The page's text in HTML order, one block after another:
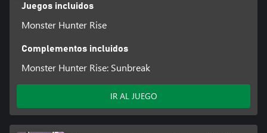
Juegos incluidos
Monster Hunter Rise
Complementos incluidos
Monster Hunter Rise: Sunbreak
IR AL JUEGO